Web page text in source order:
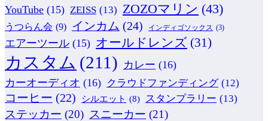
YouTube (15) ZEISS (13) ZOZOマリン (43)
うつらん会 (9) インカム (24) インディゴソックス (3)
エアーツール (15) オールドレンズ (31)
カスタム (211) カレー (16)
カーオーディオ (16) クラウドファンディング (12)
コーヒー (22) シルエット (8) スタンプラリー (13)
ステッカー (20) スニーカー (21)